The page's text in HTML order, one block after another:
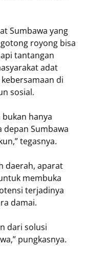
Sumbawa yang
royong bisa
tantangan
adat
di
sosial.
hanya
depan Sumbawa
tegasnya.
daerah, aparat
membuka
terjadinya
damai.
dari solusi
pungkasnya.